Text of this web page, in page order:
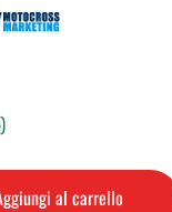
al carrello